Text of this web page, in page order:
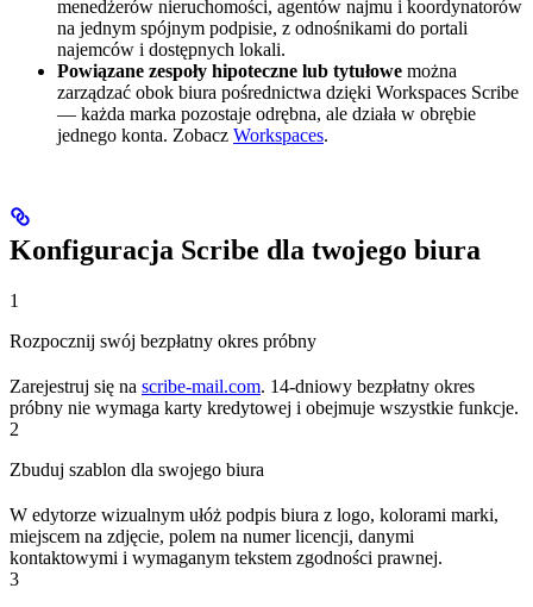
menedżerów nieruchomości, agentów najmu i koordynatorów
na jednym spójnym podpisie, z odnośnikami do portali
najemców i dostępnych lokali.
Powiązane zespoły hipoteczne lub tytułowe można
zarządzać obok biura pośrednictwa dzięki Workspaces Scribe
— każda marka pozostaje odrębna, ale działa w obrębie
jednego konta. Zobacz Workspaces.
Konfiguracja Scribe dla twojego biura
1
Rozpocznij swój bezpłatny okres próbny
Zarejestruj się na scribe-mail.com. 14-dniowy bezpłatny okres
próbny nie wymaga karty kredytowej i obejmuje wszystkie funkcje.
2
Zbuduj szablon dla swojego biura
W edytorze wizualnym ułóż podpis biura z logo, kolorami marki,
miejscem na zdjęcie, polem na numer licencji, danymi
kontaktowymi i wymaganym tekstem zgodności prawnej.
3